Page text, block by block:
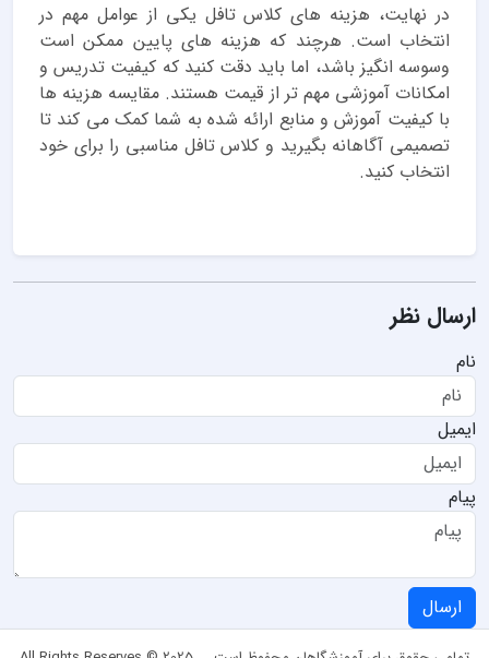
در نهایت، هزینه های کلاس تافل یکی از عوامل مهم در
انتخاب است. هرچند که هزینه های پایین ممکن است
وسوسه انگیز باشد، اما باید دقت کنید که کیفیت تدریس و
امکانات آموزشی مهم تر از قیمت هستند. مقایسه هزینه ها
با کیفیت آموزش و منابع ارائه شده به شما کمک می کند تا
تصمیمی آگاهانه بگیرید و کلاس تافل مناسبی را برای خود
انتخاب کنید.
ارسال نظر
نام
ایمیل
پیام
ارسال